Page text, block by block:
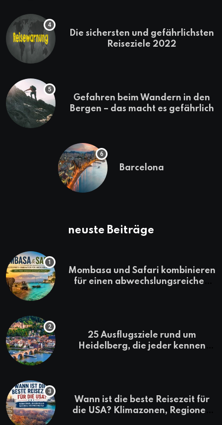
Die sichersten und gefährlichsten
Reiseziele 2022
Gefahren beim Wandern in den
Bergen – das macht es gefährlich
Barcelona
neuste Beiträge
Mombasa und Safari kombinieren
für einen abwechslungsreichen
25 Ausflugsziele rund um
Heidelberg, die jeder kennen
Wann ist die beste Reisezeit für
die USA? Klimazonen, Regionen